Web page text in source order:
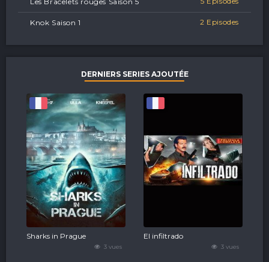
Knok Saison 1 2 Episodes
DERNIERS SERIES AJOUTÉE
3 vues
Sharks in Prague
3 vues
El infiltrado